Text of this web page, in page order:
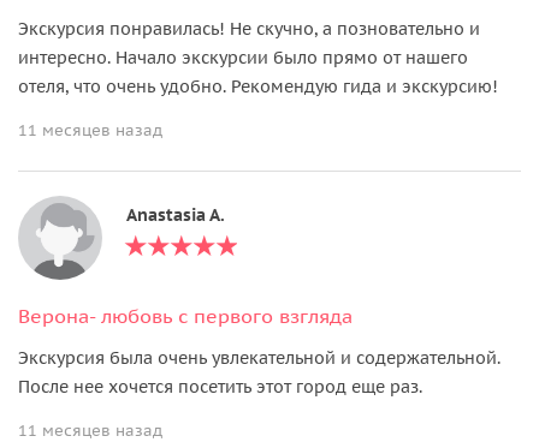
Экскурсия понравилась! Не скучно, а позновательно и
интересно. Начало экскурсии было прямо от нашего
отеля, что очень удобно. Рекомендую гида и экскурсию!
11 месяцев назад
Anastasia A.
Верона- любовь с первого взгляда
Экскурсия была очень увлекательной и содержательной.
После нее хочется посетить этот город еще раз.
11 месяцев назад